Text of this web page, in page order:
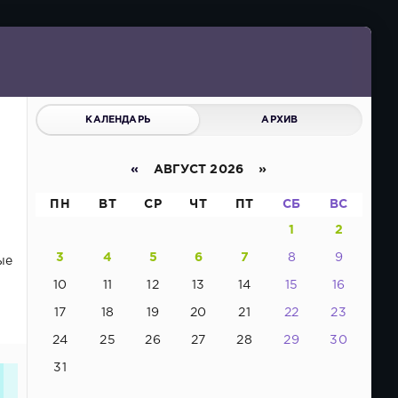
КАЛЕНДАРЬ АРХИВ
« АВГУСТ 2026 »
ПН ВТ СР ЧТ ПТ СБ ВС
1 2
3 4 5 6 7 8 9
10 11 12 13 14 15 16
17 18 19 20 21 22 23
24 25 26 27 28 29 30
31